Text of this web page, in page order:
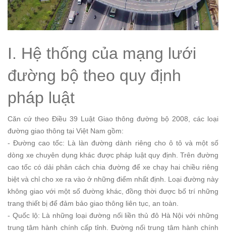
I. Hệ thống của mạng lưới
đường bộ theo quy định
pháp luật
Căn cứ theo Điều 39 Luật Giao thông đường bộ 2008, các loại
đường giao thông tại Việt Nam gồm:
- Đường cao tốc: Là làn đường dành riêng cho ô tô và một số
dòng xe chuyên dụng khác được pháp luật quy định. Trên đường
cao tốc có dải phân cách chia đường để xe chạy hai chiều riêng
biệt và chỉ cho xe ra vào ở những điểm nhất định. Loại đường này
không giao với một số đường khác, đồng thời được bố trí những
trang thiết bị để đảm bảo giao thông liên tục, an toàn.
- Quốc lộ: Là những loại đường nối liền thủ đô Hà Nội với những
trung tâm hành chính cấp tỉnh. Đường nối trung tâm hành chính